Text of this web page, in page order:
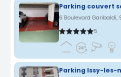
5